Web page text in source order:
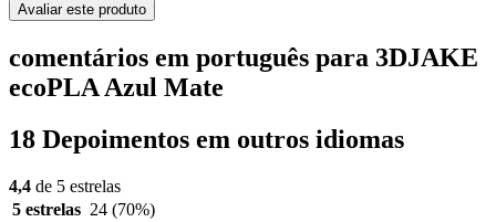
Avaliar este produto
comentários em português para 3DJAKE
ecoPLA Azul Mate
18 Depoimentos em outros idiomas
4,4 de 5 estrelas
5 estrelas 24 (70%)